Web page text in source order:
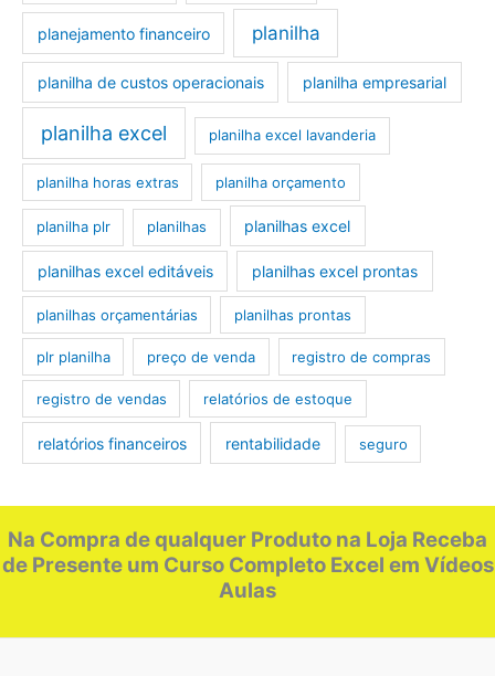
planejamento financeiro planilha
planilha de custos operacionais planilha empresarial
planilha excel planilha excel lavanderia
planilha horas extras planilha orçamento
planilha plr planilhas planilhas excel
planilhas excel editáveis planilhas excel prontas
planilhas orçamentárias planilhas prontas
plr planilha preço de venda registro de compras
registro de vendas relatórios de estoque
relatórios financeiros rentabilidade seguro
Na Compra de qualquer Produto na Loja Receba
de Presente um Curso Completo Excel em Vídeos
Aulas